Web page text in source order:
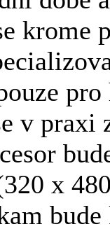
krome
v praxi
x